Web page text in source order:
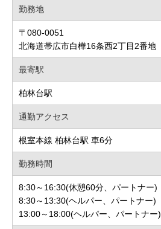
勤務地
〒080-0051
北海道帯広市白樺16条西2丁目2番地
最寄駅
柏林台駅
通勤アクセス
根室本線 柏林台駅 車6分
勤務時間
8:30～16:30(休憩60分、パートナー)
8:30～13:30(ヘルパー、パートナー)
13:00～18:00(ヘルパー、パートナー)